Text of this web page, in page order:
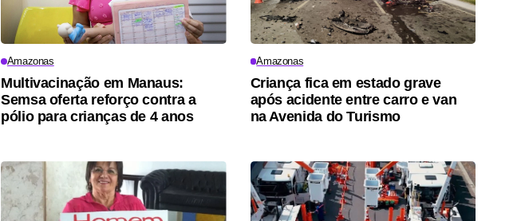
Amazonas
Multivacinação em Manaus:
Semsa oferta reforço contra a
pólio para crianças de 4 anos
Amazonas
Criança fica em estado grave
após acidente entre carro e van
na Avenida do Turismo